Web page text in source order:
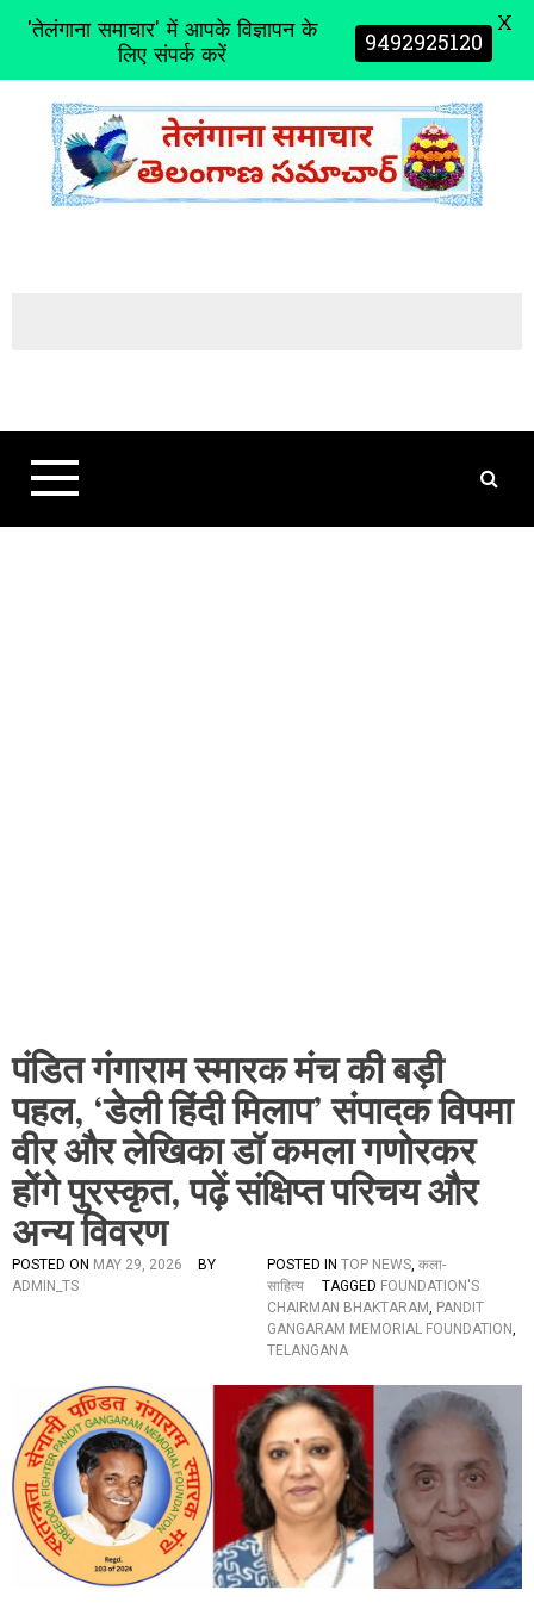
t
पंडित गंगाराम स्मारक मंच की बड़ी
पहल, ‘डेली हिंदी मिलाप’ संपादक विपमा
वीर और लेखिका डॉ कमला गणोरकर
होंगे पुरस्कृत, पढ़ें संक्षिप्त परिचय और
अन्य विवरण
POSTED ON MAY 29, 2026
BY
ADMIN_TS
POSTED IN TOP NEWS, कला-
साहित्य
TAGGED FOUNDATION'S
CHAIRMAN BHAKTARAM, PANDIT
GANGARAM MEMORIAL FOUNDATION,
TELANGANA
'तेलंगाना समाचार' में आपके विज्ञापन के
लिए संपर्क करें 9492925120 X